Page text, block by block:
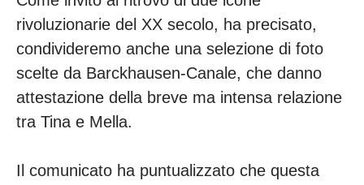
rivoluzionarie del XX secolo, ha precisato,
condivideremo anche una selezione di foto
scelte da Barckhausen-Canale, che danno
attestazione della breve ma intensa relazione
tra Tina e Mella.
Il comunicato ha puntualizzato che questa